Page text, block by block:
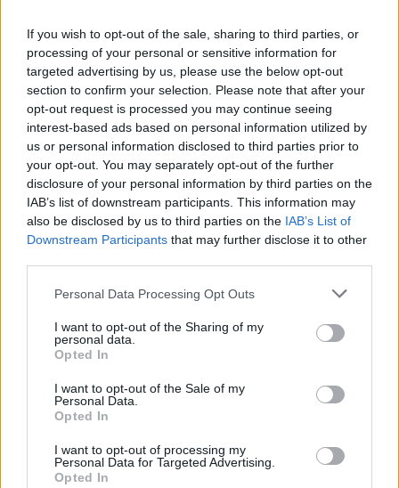
If you wish to opt-out of the sale, sharing to third parties, or
processing of your personal or sensitive information for
targeted advertising by us, please use the below opt-out
section to confirm your selection. Please note that after your
opt-out request is processed you may continue seeing
interest-based ads based on personal information utilized by
us or personal information disclosed to third parties prior to
your opt-out. You may separately opt-out of the further
disclosure of your personal information by third parties on the
IAB’s list of downstream participants. This information may
also be disclosed by us to third parties on the IAB’s List of
Downstream Participants that may further disclose it to other
Personal Data Processing Opt Outs
I want to opt-out of the Sharing of my
personal data.
Opted In
I want to opt-out of the Sale of my
Personal Data.
Opted In
I want to opt-out of processing my
Personal Data for Targeted Advertising.
Opted In
Όπως φέρεται να εξηγεί, οι δράστες μόλις
αντιλήφθηκαν ότι Ιωσήφ Βαλυράκης έπεσε
στη θάλασσα χτυπώντας την προπέλα των εν
κινήσει σκαφών, αυτοί απομακρύνθηκαν από
το σημείο, εγκαταλείποντας αβοήθητο το
θύμα και χωρίς να παράσχουν οποιαδήποτε
πληροφορία, αν και γνώριζαν ότι αναζητείται
το θύμα από τις λιμενικές αρχές,
παρεμποδίζοντας κατά αυτόν τον τρόπο
Συνεντεύξεις 18/11/2025
Δήμητρα Δερζέκου: «Λέω τη δική μου